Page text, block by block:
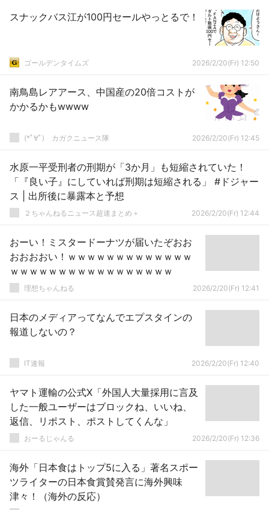
スナックバス江が100円セールやっとるで！
ゴールデンタイムズ 2026/2/20(Fr) 12:50
南鳥島レアアース、中国産の20倍コストが
かかるかもwwww
(*ﾟ∀ﾟ)ゞカガクニュース隊 2026/2/20(Fr) 12:45
水原一平受刑者の刑期が「3か月」も短縮されていた！
「『良い子』にしていれば刑期は短縮される」 #ドジャー
ス | 出所後に暴露本と予想
２ちゃんねるニュース超速まとめ＋ 2026/2/20(Fr) 12:44
おーい！ミスタードーナツが届いたぞおお
おおおおい！ｗｗｗｗｗｗｗｗｗｗｗｗｗ
ｗｗｗｗｗｗｗｗｗｗｗｗｗｗｗｗｗ
理想ちゃんねる 2026/2/20(Fr) 12:41
日本のメディアってなんでエプスタインの
報道しないの？
IT速報 2026/2/20(Fr) 12:40
ヤマト運輸の公式X「外国人大量採用に言及
した一般ユーザーはブロックね、いいね、
返信、リポスト、ポストしてくんな」
おーるじゃんる 2026/2/20(Fr) 12:36
海外「日本食はトップ5に入る」著名スポー
ツライターの日本食賞賛発言に海外興味
津々！（海外の反応）